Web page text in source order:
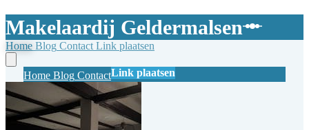
Makelaardij Geldermalsen
Home Blog ContactLink plaatsen
HomeBlogContactLink plaatsen